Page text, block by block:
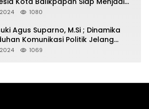
Prestasi Di Kaltim
1080
Agus Suparno, M.Si ; Dinamika
Komunikasi Politik Jelang
2024
1069